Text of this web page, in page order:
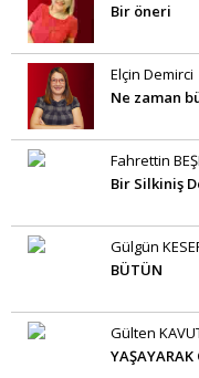
Bir öneri
Elçin Demirci
Ne zaman
Fahrettin
Bir Silkiniş
Gülgün
BÜTÜN
Gülten
YAŞAYARAK